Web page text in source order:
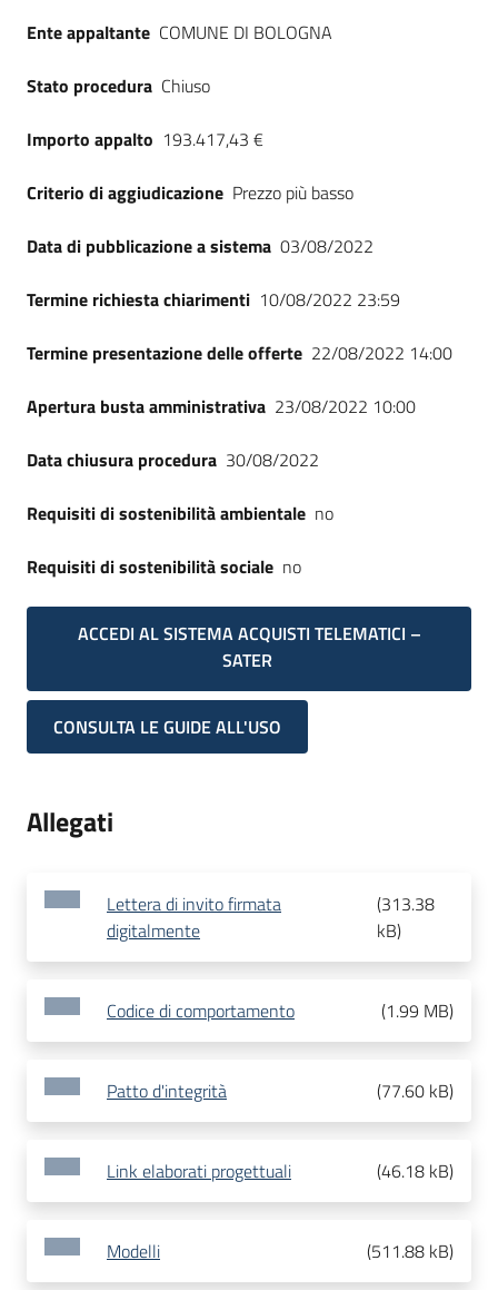
Ente appaltante COMUNE DI BOLOGNA
Stato procedura Chiuso
Importo appalto 193.417,43 €
Criterio di aggiudicazione Prezzo più basso
Data di pubblicazione a sistema 03/08/2022
Termine richiesta chiarimenti 10/08/2022 23:59
Termine presentazione delle offerte 22/08/2022 14:00
Apertura busta amministrativa 23/08/2022 10:00
Data chiusura procedura 30/08/2022
Requisiti di sostenibilità ambientale no
Requisiti di sostenibilità sociale no
ACCEDI AL SISTEMA ACQUISTI TELEMATICI –
SATER
CONSULTA LE GUIDE ALL'USO
Allegati
Lettera di invito firmata
digitalmente
(313.38
kB)
Codice di comportamento (1.99 MB)
Patto d'integrità (77.60 kB)
Link elaborati progettuali (46.18 kB)
Modelli (511.88 kB)